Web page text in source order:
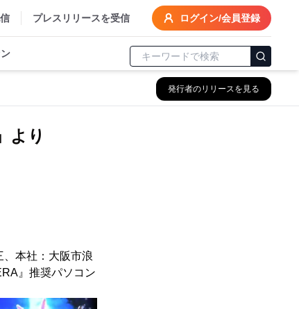
プレスリリースを受信 ログイン/会員登録
発行者のリリースを見る
より
本社：大阪市浪
』推奨パソコン